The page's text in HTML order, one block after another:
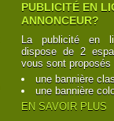
PUBLICITÉ EN
ANNONCEUR?
La publicité en
dispose de 2
vous sont proposés
une bannière
une bannière
EN SAVOIR PLUS